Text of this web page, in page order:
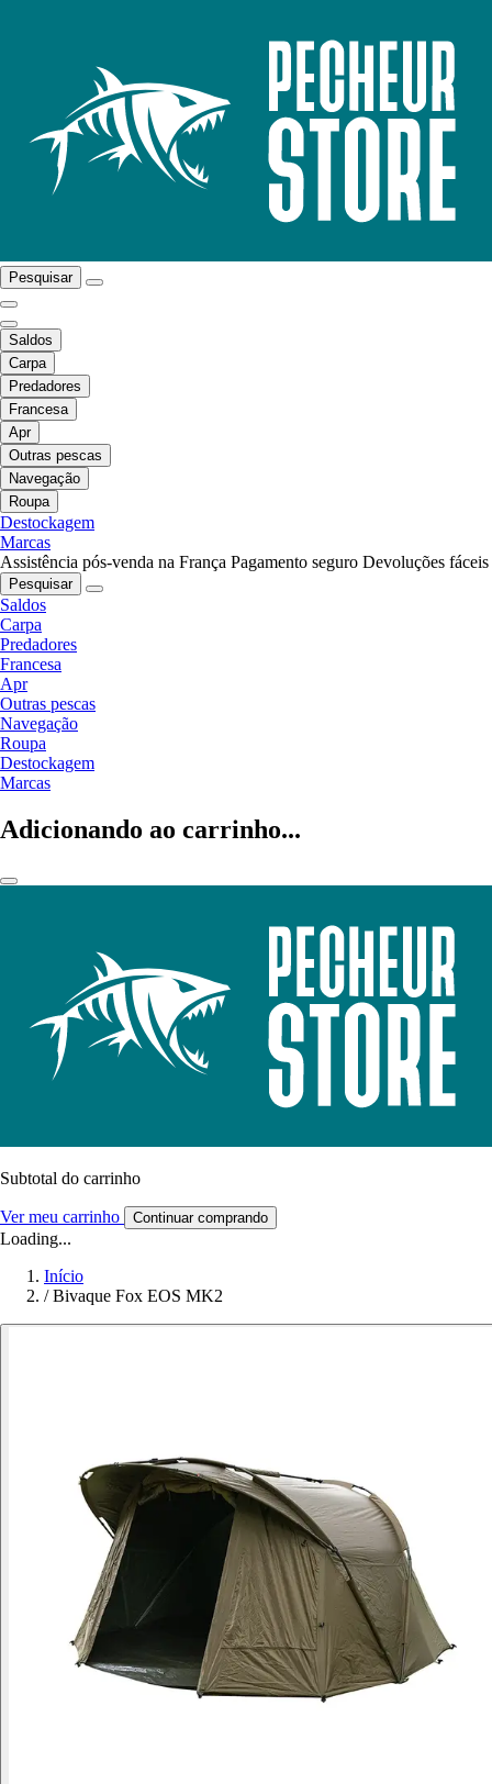
Pesquisar
Saldos
Carpa
Predadores
Francesa
Apr
Outras pescas
Navegação
Roupa
Destockagem
Marcas
Assistência pós-venda na França Pagamento seguro Devoluções fáceis
Pesquisar
Saldos
Carpa
Predadores
Francesa
Apr
Outras pescas
Navegação
Roupa
Destockagem
Marcas
Adicionando ao carrinho...
Subtotal do carrinho
Ver meu carrinho Continuar comprando
Loading...
Início
/ Bivaque Fox EOS MK2